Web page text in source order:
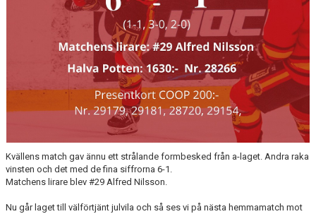
Kvällens match gav ännu ett strålande formbesked från a-laget. Andra raka
vinsten och det med de fina siffrorna 6-1.
Matchens lirare blev #29 Alfred Nilsson.
Nu går laget till välförtjänt julvila och så ses vi på nästa hemmamatch mot